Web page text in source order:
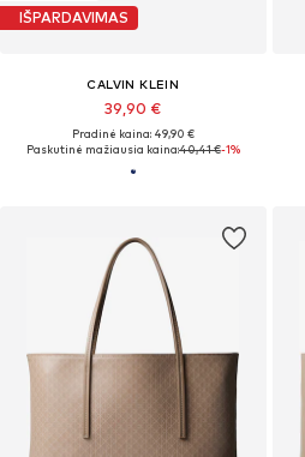
IŠPARDAVIMAS
CALVIN KLEIN
39,90 €
Pradinė kaina: 49,90 €
Paskutinė mažiausia kaina:40,41 €-1%